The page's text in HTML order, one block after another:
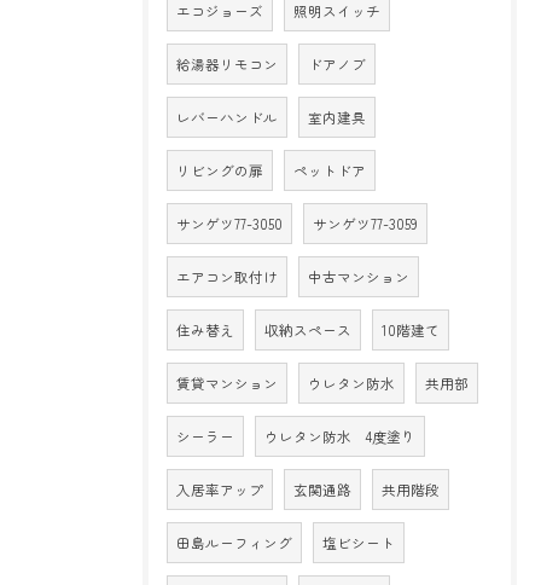
エコジョーズ 照明スイッチ
給湯器リモコン ドアノブ
レバーハンドル 室内建具
リビングの扉 ペットドア
サンゲツ77-3050 サンゲツ77-3059
エアコン取付け 中古マンション
住み替え 収納スペース 10階建て
賃貸マンション ウレタン防水 共用部
シーラー ウレタン防水 4度塗り
入居率アップ 玄関通路 共用階段
田島ルーフィング 塩ビシート